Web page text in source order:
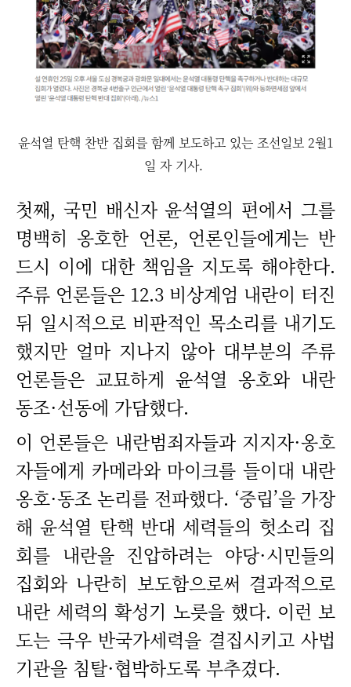
윤석열 탄핵 찬반 집회를 함께 보도하고 있는 조선일보 2월1
일 자 기사.
첫째, 국민 배신자 윤석열의 편에서 그를
명백히 옹호한 언론, 언론인들에게는 반
드시 이에 대한 책임을 지도록 해야한다.
주류 언론들은 12.3 비상계엄 내란이 터진
뒤 일시적으로 비판적인 목소리를 내기도
했지만 얼마 지나지 않아 대부분의 주류
언론들은 교묘하게 윤석열 옹호와 내란
동조·선동에 가담했다.
이 언론들은 내란범죄자들과 지지자·옹호
자들에게 카메라와 마이크를 들이대 내란
옹호·동조 논리를 전파했다. ‘중립’을 가장
해 윤석열 탄핵 반대 세력들의 헛소리 집
회를 내란을 진압하려는 야당·시민들의
집회와 나란히 보도함으로써 결과적으로
내란 세력의 확성기 노릇을 했다. 이런 보
도는 극우 반국가세력을 결집시키고 사법
기관을 침탈·협박하도록 부추겼다.